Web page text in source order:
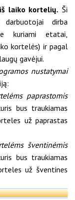
laiko kortelių. Ši
dirba
kuriami etatai,
kortelės) ir pagal
gavėjui.
nustatymai
paprastomis
bus traukiamas
už paprastas
šventinėmis
bus traukiamas
už šventines